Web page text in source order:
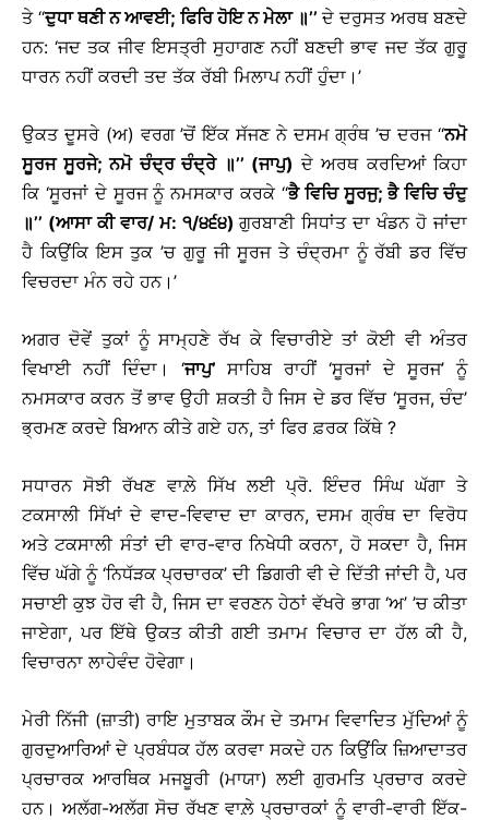
ਤੇ ‘‘ਦੁਧਾ ਥਣੀ ਨ ਆਵਈ; ਫਿਰਿ ਹੋਇ ਨ ਮੇਲਾ ॥’’ ਦੇ ਦਰੁਸਤ ਅਰਥ ਬਣਦੇ
ਹਨ: ‘ਜਦ ਤਕ ਜੀਵ ਇਸਤ੍ਰੀ ਸੁਹਾਗਣ ਨਹੀਂ ਬਣਦੀ ਭਾਵ ਜਦ ਤੱਕ ਗੁਰੂ
ਧਾਰਨ ਨਹੀਂ ਕਰਦੀ ਤਦ ਤੱਕ ਰੱਬੀ ਮਿਲਾਪ ਨਹੀਂ ਹੁੰਦਾ।’
ਉਕਤ ਦੂਸਰੇ (ਅ) ਵਰਗ ’ਚੋਂ ਇੱਕ ਸੱਜਣ ਨੇ ਦਸਮ ਗ੍ਰੰਥ ’ਚ ਦਰਜ ‘‘ਨਮੋ
ਸੂਰਜ ਸੂਰਜੇ; ਨਮੋ ਚੰਦ੍ਰ ਚੰਦ੍ਰੇ ॥’’ (ਜਾਪੁ) ਦੇ ਅਰਥ ਕਰਦਿਆਂ ਕਿਹਾ
ਕਿ ‘ਸੂਰਜਾਂ ਦੇ ਸੂਰਜ ਨੂੰ ਨਮਸਕਾਰ ਕਰਕੇ ‘‘ਭੈ ਵਿਚਿ ਸੂਰਜੁ; ਭੈ ਵਿਚਿ ਚੰਦੁ
॥’’ (ਆਸਾ ਕੀ ਵਾਰ/ ਮ: ੧/੪੬੪) ਗੁਰਬਾਣੀ ਸਿਧਾਂਤ ਦਾ ਖੰਡਨ ਹੋ ਜਾਂਦਾ
ਹੈ ਕਿਉਂਕਿ ਇਸ ਤੁਕ ’ਚ ਗੁਰੂ ਜੀ ਸੂਰਜ ਤੇ ਚੰਦ੍ਰਮਾ ਨੂੰ ਰੱਬੀ ਡਰ ਵਿੱਚ
ਵਿਚਰਦਾ ਮੰਨ ਰਹੇ ਹਨ।’
ਅਗਰ ਦੋਵੇਂ ਤੁਕਾਂ ਨੂੰ ਸਾਮ੍ਹਣੇ ਰੱਖ ਕੇ ਵਿਚਾਰੀਏ ਤਾਂ ਕੋਈ ਵੀ ਅੰਤਰ
ਵਿਖਾਈ ਨਹੀਂ ਦਿੰਦਾ। ‘ਜਾਪੁ’ ਸਾਹਿਬ ਰਾਹੀਂ ‘ਸੂਰਜਾਂ ਦੇ ਸੂਰਜ’ ਨੂੰ
ਨਮਸਕਾਰ ਕਰਨ ਤੋਂ ਭਾਵ ਉਹੀ ਸ਼ਕਤੀ ਹੈ ਜਿਸ ਦੇ ਡਰ ਵਿੱਚ ‘ਸੂਰਜ, ਚੰਦ’
ਭ੍ਰਮਣ ਕਰਦੇ ਬਿਆਨ ਕੀਤੇ ਗਏ ਹਨ, ਤਾਂ ਫਿਰ ਫ਼ਰਕ ਕਿੱਥੇ ?
ਸਧਾਰਨ ਸੋਝੀ ਰੱਖਣ ਵਾਲ਼ੇ ਸਿੱਖ ਲਈ ਪ੍ਰੋ. ਇੰਦਰ ਸਿੰਘ ਘੱਗਾ ਤੇ
ਟਕਸਾਲੀ ਸਿੱਖਾਂ ਦੇ ਵਾਦ-ਵਿਵਾਦ ਦਾ ਕਾਰਨ, ਦਸਮ ਗ੍ਰੰਥ ਦਾ ਵਿਰੋਧ
ਅਤੇ ਟਕਸਾਲੀ ਸੰਤਾਂ ਦੀ ਵਾਰ-ਵਾਰ ਨਿਖੇਧੀ ਕਰਨਾ, ਹੋ ਸਕਦਾ ਹੈ, ਜਿਸ
ਵਿੱਚ ਘੱਗੇ ਨੂੰ ‘ਨਿਧੱੜਕ ਪ੍ਰਚਾਰਕ’ ਦੀ ਡਿਗਰੀ ਵੀ ਦੇ ਦਿੱਤੀ ਜਾਂਦੀ ਹੈ, ਪਰ
ਸਚਾਈ ਕੁਝ ਹੋਰ ਵੀ ਹੈ, ਜਿਸ ਦਾ ਵਰਣਨ ਹੇਠਾਂ ਵੱਖਰੇ ਭਾਗ ‘ਅ’ ’ਚ ਕੀਤਾ
ਜਾਏਗਾ, ਪਰ ਇੱਥੇ ਉਕਤ ਕੀਤੀ ਗਈ ਤਮਾਮ ਵਿਚਾਰ ਦਾ ਹੱਲ ਕੀ ਹੈ,
ਵਿਚਾਰਨਾ ਲਾਹੇਵੰਦ ਹੋਵੇਗਾ।
ਮੇਰੀ ਨਿੱਜੀ (ਜ਼ਾਤੀ) ਰਾਇ ਮੁਤਾਬਕ ਕੌਮ ਦੇ ਤਮਾਮ ਵਿਵਾਦਿਤ ਮੁੱਦਿਆਂ ਨੂੰ
ਗੁਰਦੁਆਰਿਆਂ ਦੇ ਪ੍ਰਬੰਧਕ ਹੱਲ ਕਰਵਾ ਸਕਦੇ ਹਨ ਕਿਉਂਕਿ ਜ਼ਿਆਦਾਤਰ
ਪ੍ਰਚਾਰਕ ਆਰਥਿਕ ਮਜਬੂਰੀ (ਮਾਯਾ) ਲਈ ਗੁਰਮਤਿ ਪ੍ਰਚਾਰ ਕਰਦੇ
ਹਨ। ਅਲੱਗ-ਅਲੱਗ ਸੋਚ ਰੱਖਣ ਵਾਲ਼ੇ ਪ੍ਰਚਾਰਕਾਂ ਨੂੰ ਵਾਰੀ-ਵਾਰੀ ਇੱਕ-